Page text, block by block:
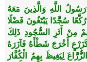
اللَّهِ وَالَّذِينَ مَعَهُ
سُجَّدًا يَبْتَغُونَ فَضْلًا
مِنْ أَثَرِ السُّجُودِ ذَلِكَ
كَزَرْعٍ أَخْرَجَ شَطْأَهُ فَآزَرَهُ
لِيَغِيظَ بِهِمُ الْكُفَّارَ